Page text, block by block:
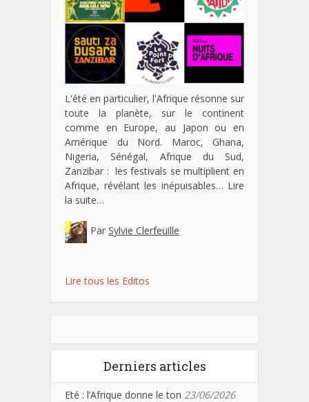
L'été en particulier, l'Afrique résonne sur
toute la planète, sur le continent
comme en Europe, au Japon ou en
Amérique du Nord. Maroc, Ghana,
Nigeria, Sénégal, Afrique du Sud,
Zanzibar : les festivals se multiplient en
Afrique, révélant les inépuisables… Lire
la suite…
Par Sylvie Clerfeuille
Lire tous les Editos
Derniers articles
Eté : l’Afrique donne le ton 23/06/2026